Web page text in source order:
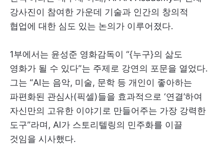
강사진이 참여한 가운데 기술과 인간의 창의적
협업에 대한 심도 있는 논의가 이루어졌다.
1부에서는 윤성준 영화감독이 “{누구}의 삶도
영화가 될 수 있다”는 주제로 강연의 포문을 열었다.
그는 “AI는 음악, 미술, 문학 등 개인이 좋아하는
파편화된 관심사(픽셀)들을 효과적으로 ‘연결’하여
자신만의 고유한 이야기로 만들어주는 가장 강력한
도구”라며, AI가 스토리텔링의 민주화를 이끌
것임을 시사했다.